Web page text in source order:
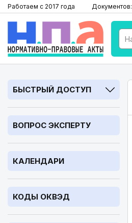
Работаем с 2017 года Документов:
БЫСТРЫЙ ДОСТУП
ВОПРОС ЭКСПЕРТУ
КАЛЕНДАРИ
КОДЫ ОКВЭД